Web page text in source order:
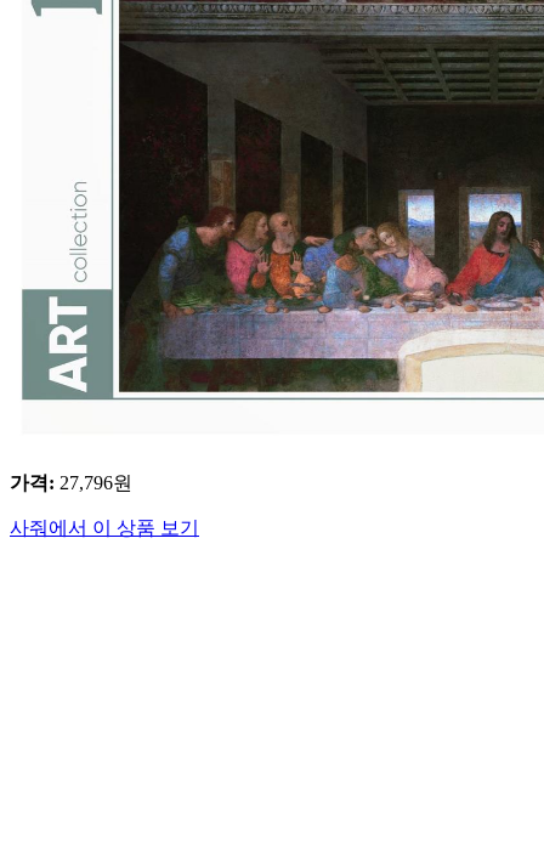
가격: 27,796원
사줘에서 이 상품 보기